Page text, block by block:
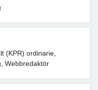
(KPR) ordinarie,
Webbredaktör